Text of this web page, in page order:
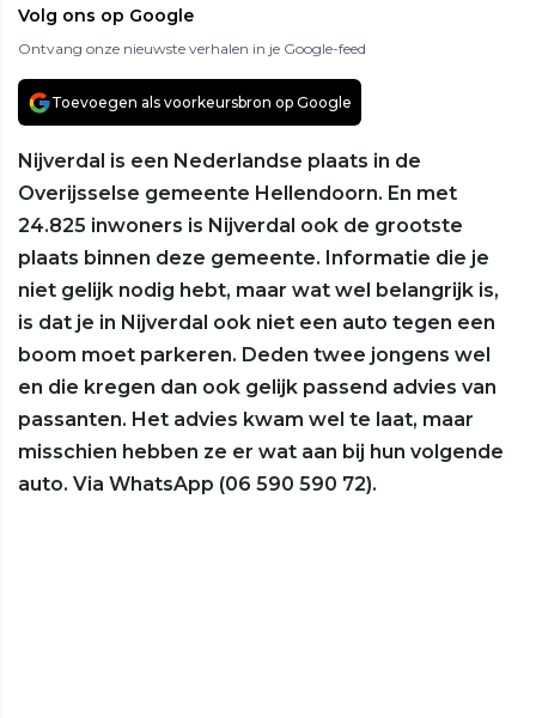
Volg ons op Google
Ontvang onze nieuwste verhalen in je Google-feed
Toevoegen als voorkeursbron op Google
Nijverdal is een Nederlandse plaats in de
Overijsselse gemeente Hellendoorn. En met
24.825 inwoners is Nijverdal ook de grootste
plaats binnen deze gemeente. Informatie die je
niet gelijk nodig hebt, maar wat wel belangrijk is,
is dat je in Nijverdal ook niet een auto tegen een
boom moet parkeren. Deden twee jongens wel
en die kregen dan ook gelijk passend advies van
passanten. Het advies kwam wel te laat, maar
misschien hebben ze er wat aan bij hun volgende
auto. Via WhatsApp (06 590 590 72).